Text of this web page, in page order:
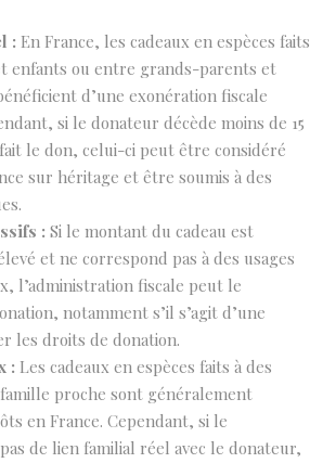
: En France, les cadeaux en espèces faits
enfants ou entre grands-parents et
d’une exonération fiscale
si le donateur décède moins de 15
le don, celui-ci peut être considéré
sur héritage et être soumis à des
: Si le montant du cadeau est
et ne correspond pas à des usages
l’administration fiscale peut le
notamment s’il s’agit d’une
les droits de donation.
: Les cadeaux en espèces faits à des
proche sont généralement
en France. Cependant, si le
de lien familial réel avec le donateur,